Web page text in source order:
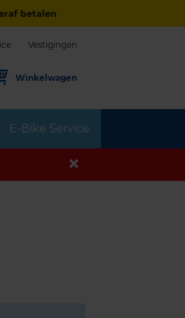
betalen
E-Bike Service
Vestigingen
Winkelwagen